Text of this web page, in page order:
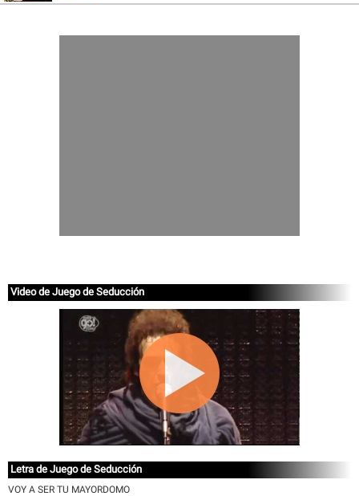
Video de Juego de Seducción
Letra de Juego de Seducción
VOY A SER TU MAYORDOMO